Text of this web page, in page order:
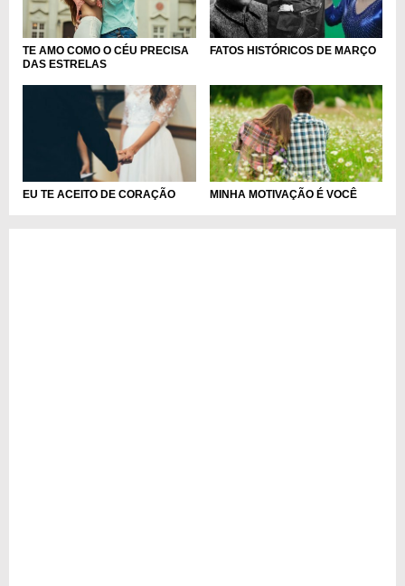
TE AMO COMO O CÉU PRECISA
DAS ESTRELAS
FATOS HISTÓRICOS DE MARÇO
EU TE ACEITO DE CORAÇÃO MINHA MOTIVAÇÃO É VOCÊ